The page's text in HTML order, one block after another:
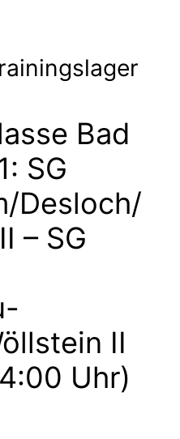
Bad
SG
Desloch/
– SG
II
Uhr)